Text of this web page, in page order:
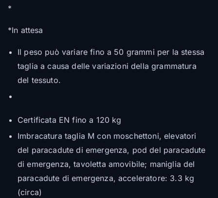
*
*In attesa
Il peso può variare fino a 50 grammi per la stessa
taglia a causa delle variazioni della grammatura
del tessuto.
Certificata EN fino a 120 kg
Imbracatura taglia M con moschettoni, elevatori
del paracadute di emergenza, pod del paracadute
di emergenza, tavoletta amovibile; maniglia del
paracadute di emergenza, acceleratore: 3.3 kg
(circa)